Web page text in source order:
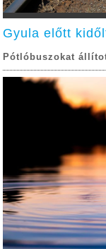
Gyula előtt
Pótlóbuszokat